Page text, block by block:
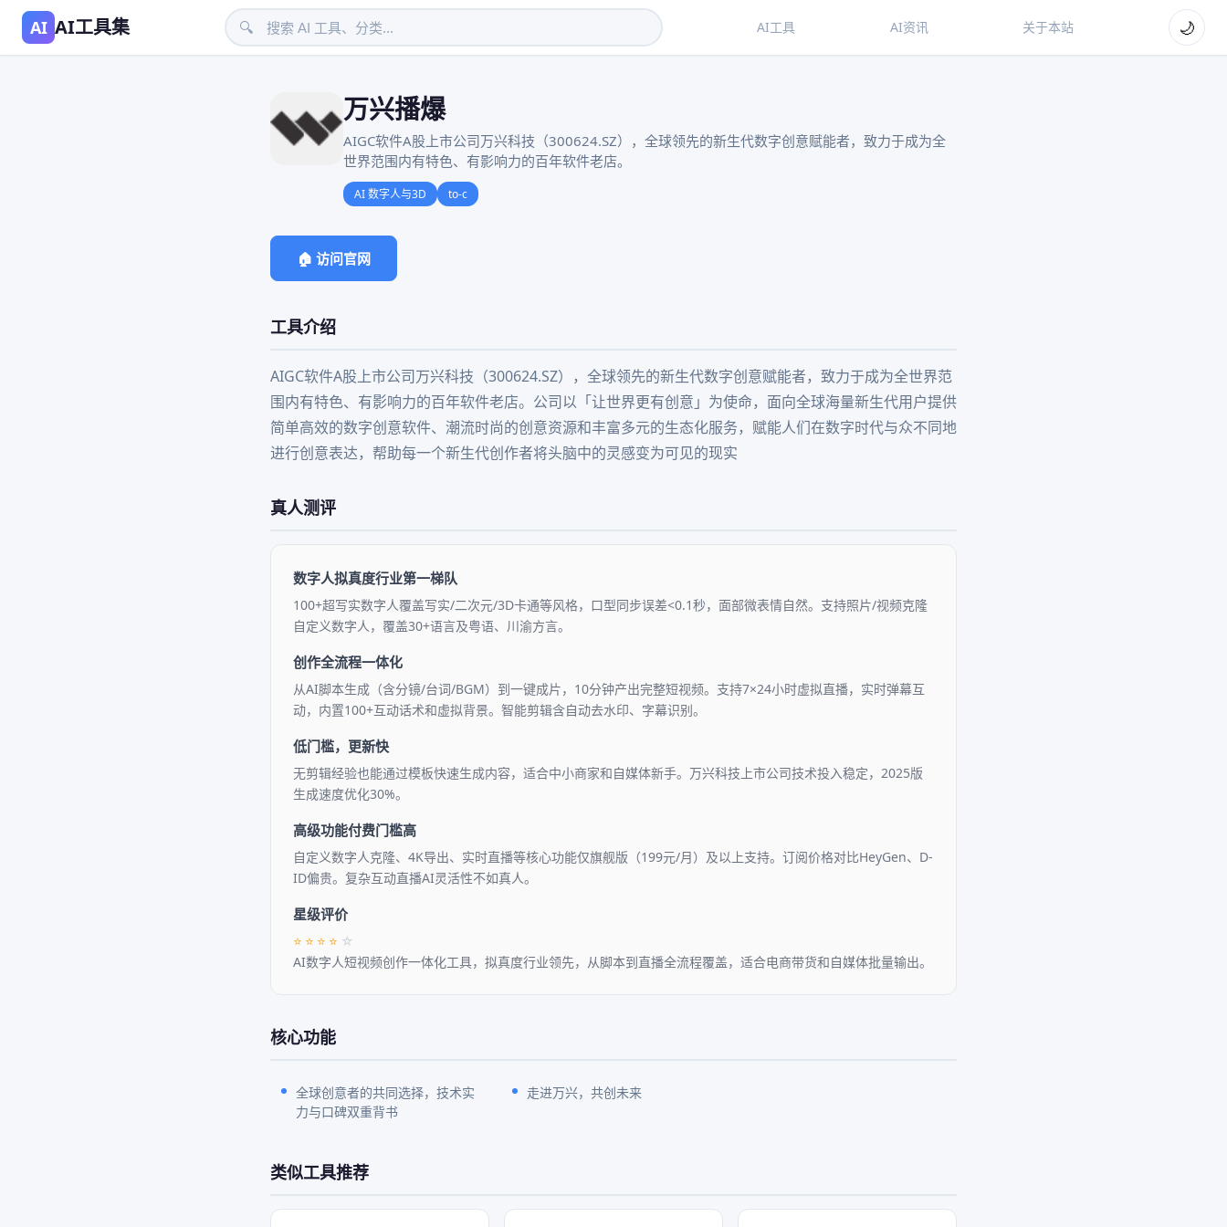
AI AI工具集 🔍 AI工具 AI资讯 关于本站 🌙
万兴播爆
AIGC软件A股上市公司万兴科技（300624.SZ），全球领先的新生代数字创意赋能者，致力于成为全
世界范围内有特色、有影响力的百年软件老店。
AI 数字人与3D to-c
🏠 访问官网
工具介绍
AIGC软件A股上市公司万兴科技（300624.SZ），全球领先的新生代数字创意赋能者，致力于成为全世界范
围内有特色、有影响力的百年软件老店。公司以「让世界更有创意」为使命，面向全球海量新生代用户提供
简单高效的数字创意软件、潮流时尚的创意资源和丰富多元的生态化服务，赋能人们在数字时代与众不同地
进行创意表达，帮助每一个新生代创作者将头脑中的灵感变为可见的现实
真人测评
数字人拟真度行业第一梯队
100+超写实数字人覆盖写实/二次元/3D卡通等风格，口型同步误差<0.1秒，面部微表情自然。支持照片/视频克隆
自定义数字人，覆盖30+语言及粤语、川渝方言。
创作全流程一体化
从AI脚本生成（含分镜/台词/BGM）到一键成片，10分钟产出完整短视频。支持7×24小时虚拟直播，实时弹幕互
动，内置100+互动话术和虚拟背景。智能剪辑含自动去水印、字幕识别。
低门槛，更新快
无剪辑经验也能通过模板快速生成内容，适合中小商家和自媒体新手。万兴科技上市公司技术投入稳定，2025版
生成速度优化30%。
高级功能付费门槛高
自定义数字人克隆、4K导出、实时直播等核心功能仅旗舰版（199元/月）及以上支持。订阅价格对比HeyGen、D-
ID偏贵。复杂互动直播AI灵活性不如真人。
星级评价
⭐ ⭐ ⭐ ⭐ ☆
AI数字人短视频创作一体化工具，拟真度行业领先，从脚本到直播全流程覆盖，适合电商带货和自媒体批量输出。
核心功能
全球创意者的共同选择，技术实
力与口碑双重背书
走进万兴，共创未来
类似工具推荐